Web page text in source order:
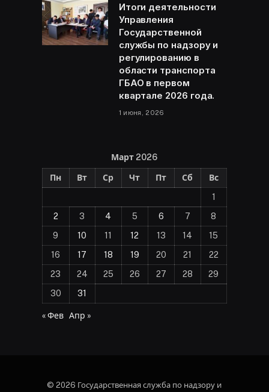
Итоги деятельности
Управления
Государственной
службы по надзору и
регулированию в
области транспорта
ГБАО в первом
квартале 2026 года.
1 июня, 2026
Март 2026
Пн Вт Ср Чт Пт Сб
Вс
1
2
3 4 5 6 7
8
9
10 11 12 13 14
15
16
17 18 19 20 21
22
23
24 25 26 27 28
29
30
31
« Фев Апр »
© 2026 Государственная служба по надзору и